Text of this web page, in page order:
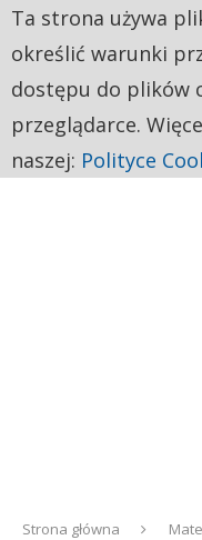
Strona główna
Ta strona używa
określić warunki
dostępu do plików
przeglądarce.
naszej: Polityce